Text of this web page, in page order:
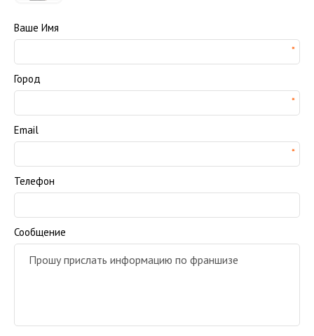
Ваше Имя
Город
Email
Телефон
Сообщение